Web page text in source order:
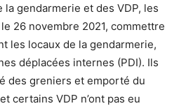
gendarmerie et des VDP, les
26 novembre 2021, commettre
les locaux de la gendarmerie,
déplacées internes (PDI). Ils
des greniers et emporté du
certains VDP n’ont pas eu